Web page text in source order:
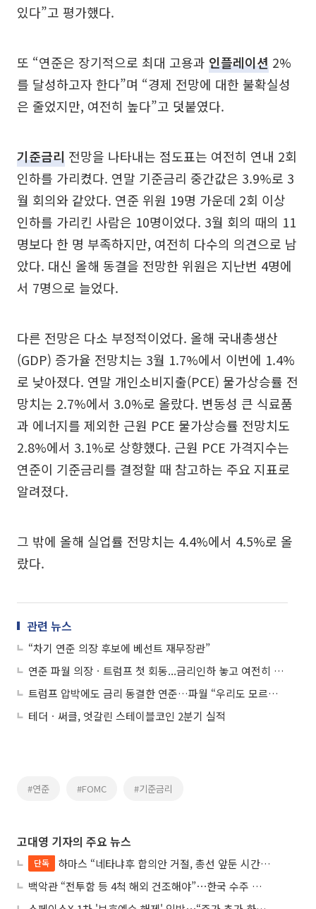
있다”고 평가했다.
또 “연준은 장기적으로 최대 고용과 인플레이션 2%
를 달성하고자 한다”며 “경제 전망에 대한 불확실성
은 줄었지만, 여전히 높다”고 덧붙였다.
기준금리 전망을 나타내는 점도표는 여전히 연내 2회
인하를 가리켰다. 연말 기준금리 중간값은 3.9%로 3
월 회의와 같았다. 연준 위원 19명 가운데 2회 이상
인하를 가리킨 사람은 10명이었다. 3월 회의 때의 11
명보다 한 명 부족하지만, 여전히 다수의 의견으로 남
았다. 대신 올해 동결을 전망한 위원은 지난번 4명에
서 7명으로 늘었다.
다른 전망은 다소 부정적이었다. 올해 국내총생산
(GDP) 증가율 전망치는 3월 1.7%에서 이번에 1.4%
로 낮아졌다. 연말 개인소비지출(PCE) 물가상승률 전
망치는 2.7%에서 3.0%로 올랐다. 변동성 큰 식료품
과 에너지를 제외한 근원 PCE 물가상승률 전망치도
2.8%에서 3.1%로 상향했다. 근원 PCE 가격지수는
연준이 기준금리를 결정할 때 참고하는 주요 지표로
알려졌다.
그 밖에 올해 실업률 전망치는 4.4%에서 4.5%로 올
랐다.
관련 뉴스
“차기 연준 의장 후보에 베선트 재무장관”
연준 파월 의장ㆍ트럼프 첫 회동...금리인하 놓고 여전히 대립
트럼프 압박에도 금리 동결한 연준…파월 “우리도 모르는 게 너무 많아”
테더ㆍ써클, 엇갈린 스테이블코인 2분기 실적
#연준 #FOMC #기준금리
고대영 기자의 주요 뉴스
단독
하마스 “네타냐후 합의안 거절, 총선 앞둔 시간 끌기”
백악관 “전투함 등 4척 해외 건조해야”⋯한국 수주 기대